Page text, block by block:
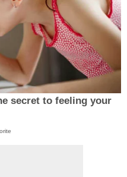
secret to feeling your